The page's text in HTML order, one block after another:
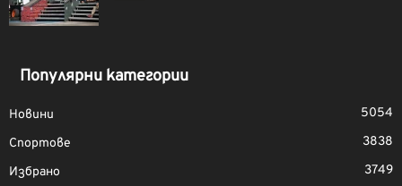
Популярни категории
Новини
5054
Спортове
3838
Избрано
3749